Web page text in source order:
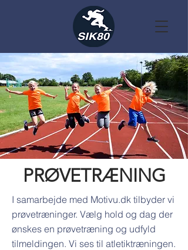
PRØVETRÆNING
I samarbejde med Motivu.dk tilbyder vi
prøvetræninger. Vælg hold og dag der
ønskes en prøvetræning og udfyld
tilmeldingen. Vi ses til atletiktræningen.